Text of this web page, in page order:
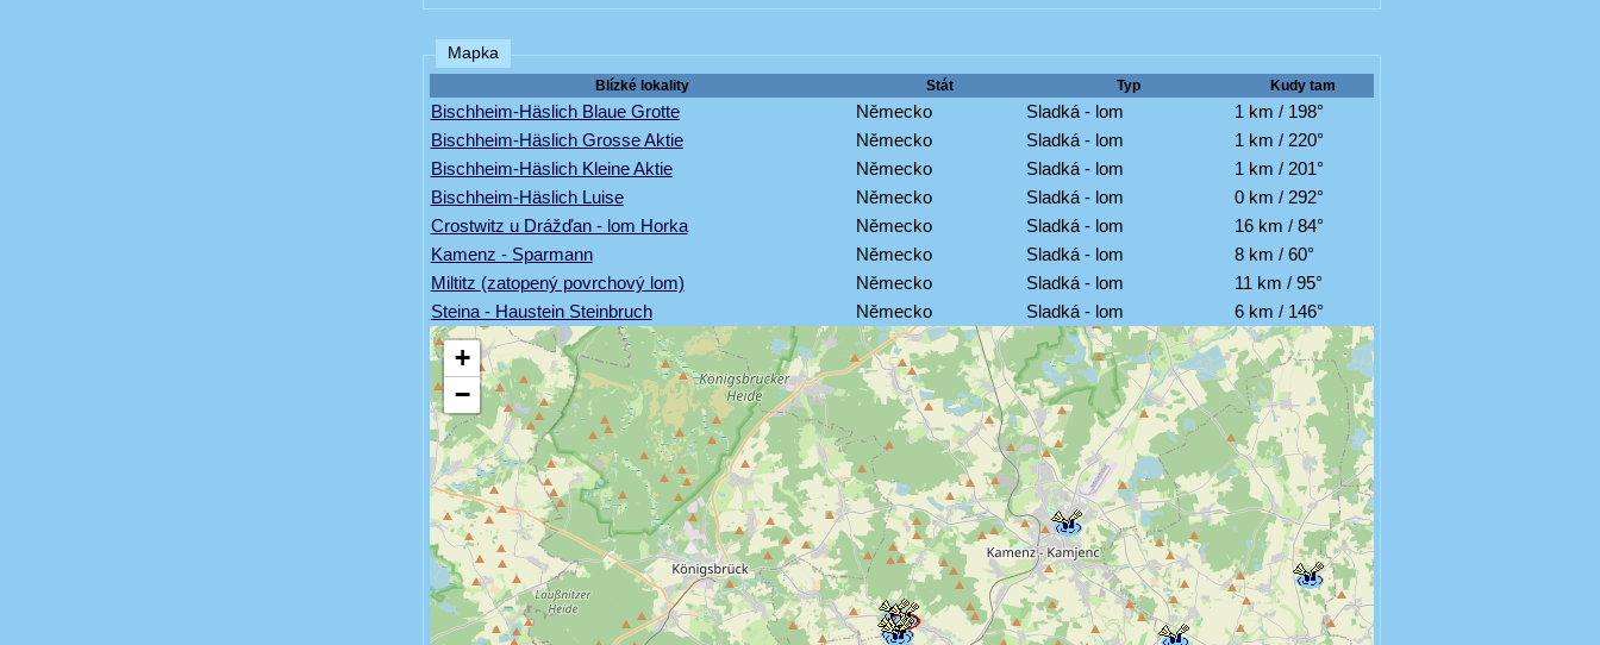
Mapka
Blízké lokality Stát Typ Kudy tam
Bischheim-Häslich Blaue Grotte Německo Sladká - lom
1 km / 198°
Bischheim-Häslich Grosse Aktie
Německo Sladká - lom
1 km / 220°
Bischheim-Häslich Kleine Aktie
Německo Sladká - lom
1 km / 201°
Bischheim-Häslich Luise
Německo Sladká - lom
0 km / 292°
Crostwitz u Drážďan - lom Horka
Německo Sladká - lom
16 km / 84°
Kamenz - Sparmann
Německo Sladká - lom
8 km / 60°
Miltitz (zatopený povrchový lom)
Německo Sladká - lom
11 km / 95°
Steina - Haustein Steinbruch
Německo Sladká - lom 6 km / 146°